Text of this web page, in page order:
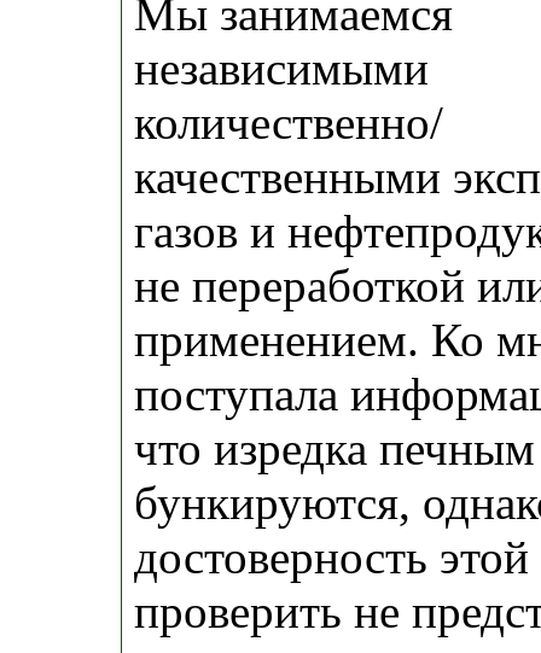
Мы занимаемся
независимыми
количественно/
качественными
газов и
не переработкой
применением. Ко
поступала
что изредка
бункируются,
достоверность
проверить не